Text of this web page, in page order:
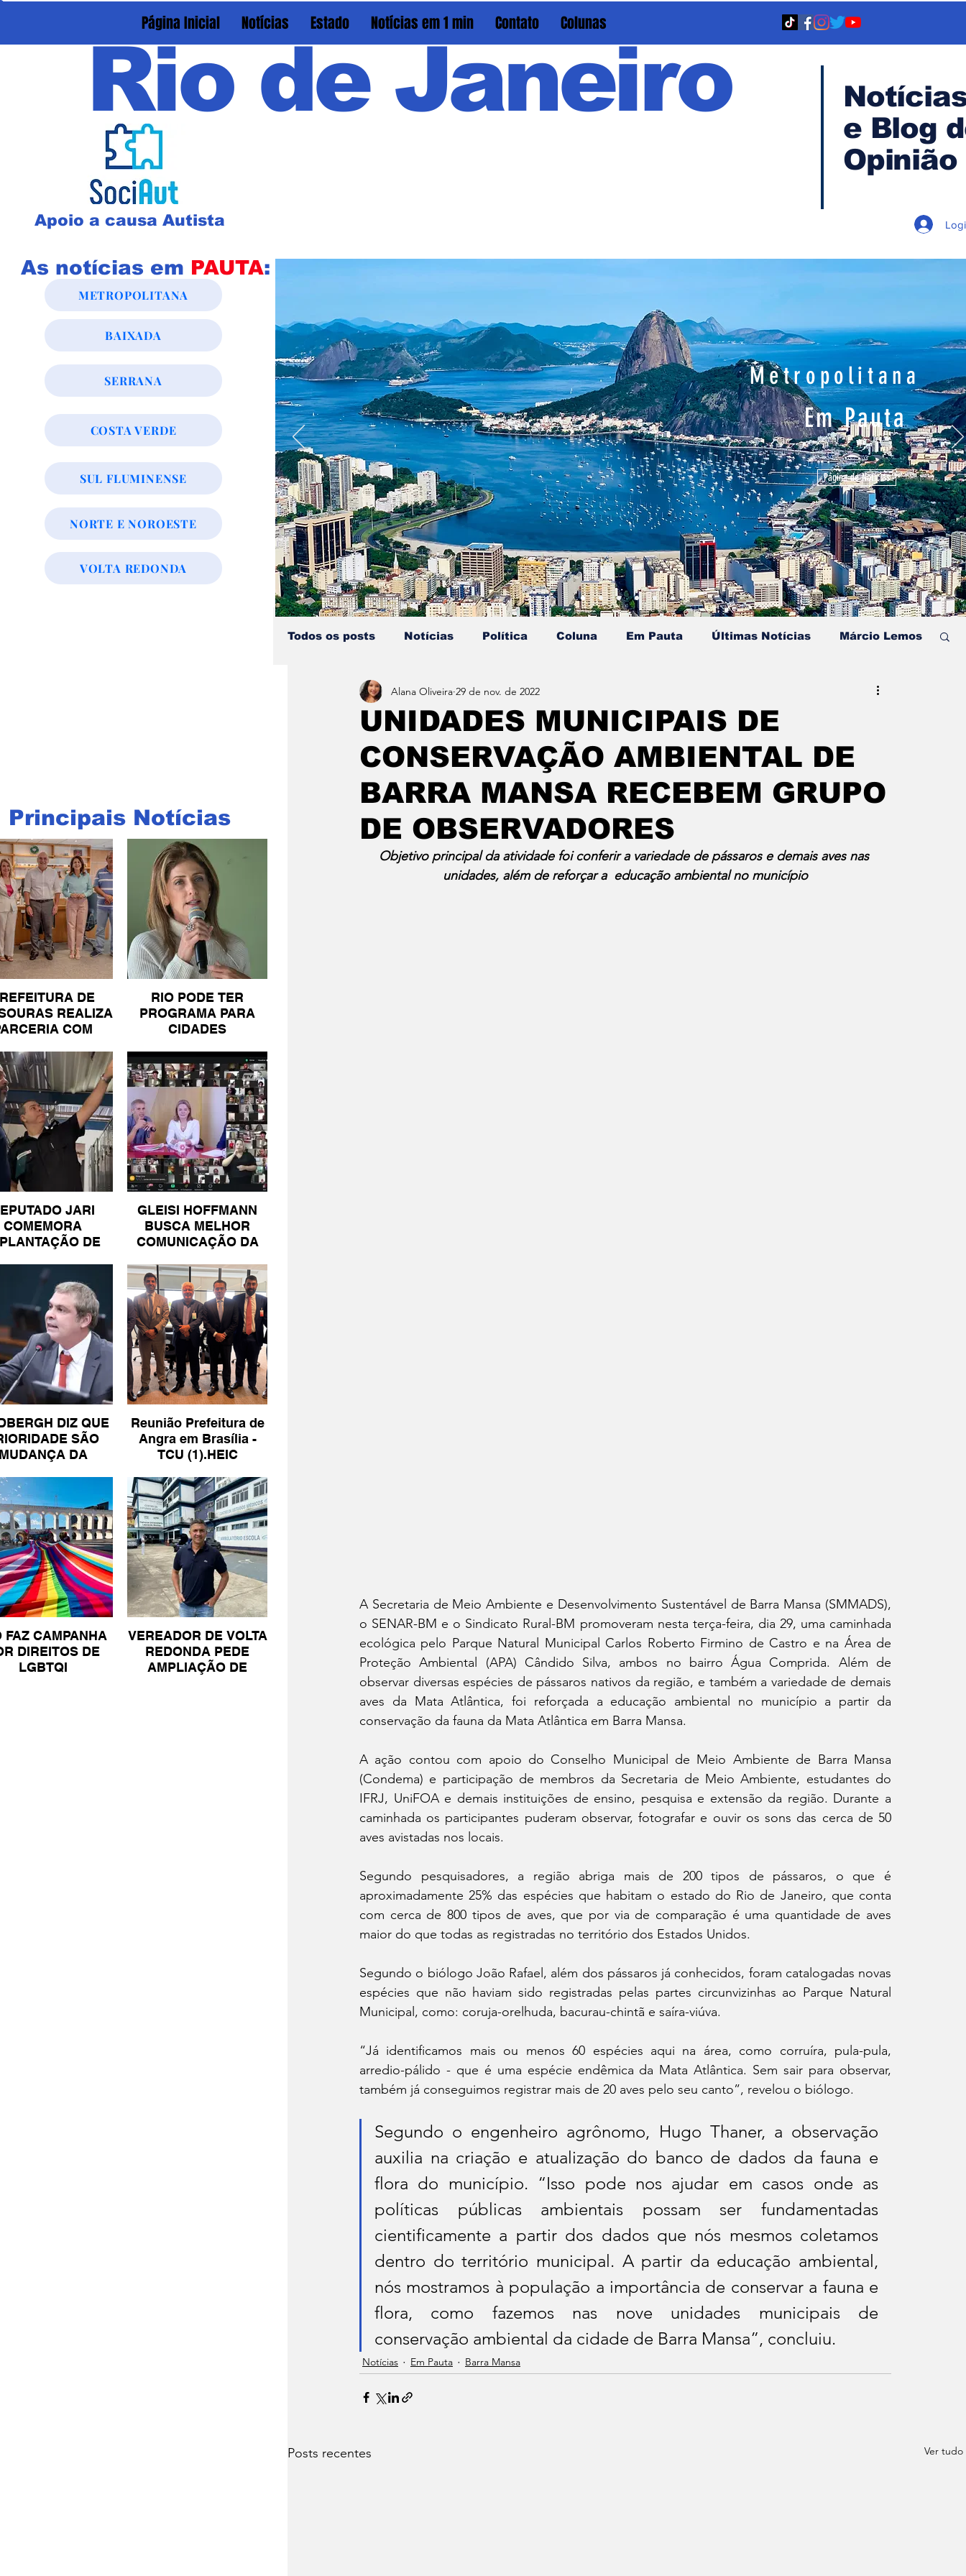
Página Inicial Notícias Estado Notícias em 1 min Contato Colunas
Rio de Janeiro
Apoio a causa Autista
e Blog
Opinião
As notícias em PAUTA:
METROPOLITANA
BAIXADA
SERRANA
COSTA VERDE
SUL FLUMINENSE
NORTE E NOROESTE
VOLTA REDONDA
Principais Notícias
DE
REALIZA
COM
RIO PODE TER
PROGRAMA PARA
CIDADES
JARI
COMEMORA
DE
GLEISI HOFFMANN
BUSCA MELHOR
COMUNICAÇÃO DA
DIZ QUE
SÃO
DA
DE IR
Reunião Prefeitura de
Angra em Brasília -
TCU (1).HEIC
FAZ CAMPANHA
DIREITOS DE
LGBTQI
VEREADOR DE VOLTA
REDONDA PEDE
AMPLIAÇÃO DE
Todos os posts Notícias Política Coluna Em Pauta Últimas Notícias Márcio Lemos
Estado do Rio Notícias em 1 min
Dois cafés e a conta Angra dos Reis Barra do Piraí Barra Mansa Pinheiral
UNIDADES MUNICIPAIS DE
CONSERVAÇÃO AMBIENTAL DE
BARRA MANSA RECEBEM GRUPO
DE OBSERVADORES
Alana Oliveira 29 de nov. de 2022
Objetivo principal da atividade foi conferir a variedade de pássaros e demais aves nas
unidades, além de reforçar a  educação ambiental no município
A Secretaria de Meio Ambiente e Desenvolvimento Sustentável de Barra Mansa (SMMADS),
o SENAR-BM e o Sindicato Rural-BM promoveram nesta terça-feira, dia 29, uma caminhada
ecológica pelo Parque Natural Municipal Carlos Roberto Firmino de Castro e na Área de
Proteção Ambiental (APA) Cândido Silva, ambos no bairro Água Comprida. Além de
observar diversas espécies de pássaros nativos da região, e também a variedade de demais
aves da Mata Atlântica, foi reforçada a educação ambiental no município a partir da
conservação da fauna da Mata Atlântica em Barra Mansa.
A ação contou com apoio do Conselho Municipal de Meio Ambiente de Barra Mansa
(Condema) e participação de membros da Secretaria de Meio Ambiente, estudantes do
IFRJ, UniFOA e demais instituições de ensino, pesquisa e extensão da região. Durante a
caminhada os participantes puderam observar, fotografar e ouvir os sons das cerca de 50
aves avistadas nos locais.
Segundo pesquisadores, a região abriga mais de 200 tipos de pássaros, o que é
aproximadamente 25% das espécies que habitam o estado do Rio de Janeiro, que conta
com cerca de 800 tipos de aves, que por via de comparação é uma quantidade de aves
maior do que todas as registradas no território dos Estados Unidos.
Segundo o biólogo João Rafael, além dos pássaros já conhecidos, foram catalogadas novas
espécies que não haviam sido registradas pelas partes circunvizinhas ao Parque Natural
Municipal, como: coruja-orelhuda, bacurau-chintã e saíra-viúva.
“Já identificamos mais ou menos 60 espécies aqui na área, como corruíra, pula-pula,
arredio-pálido - que é uma espécie endêmica da Mata Atlântica. Sem sair para observar,
também já conseguimos registrar mais de 20 aves pelo seu canto”, revelou o biólogo.
Segundo o engenheiro agrônomo, Hugo Thaner, a observação
auxilia na criação e atualização do banco de dados da fauna e
flora do município. “Isso pode nos ajudar em casos onde as
políticas públicas ambientais possam ser fundamentadas
cientificamente a partir dos dados que nós mesmos coletamos
dentro do território municipal. A partir da educação ambiental,
nós mostramos à população a importância de conservar a fauna e
flora, como fazemos nas nove unidades municipais de
conservação ambiental da cidade de Barra Mansa”, concluiu.
Notícias Em Pauta Barra Mansa
Posts recentes Ver tudo
Metropolitana
Em Pauta
Página de Notícias